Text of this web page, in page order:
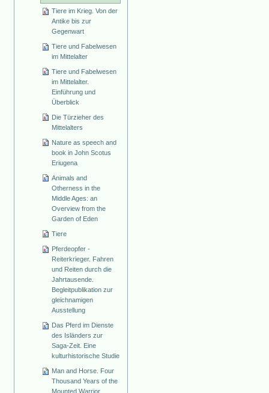
Tiere im Krieg. Von der
Antike bis zur
Gegenwart
Tiere und Fabelwesen
im Mittelalter
Tiere und Fabelwesen
im Mittelalter.
Einführung und
Überblick
Die Türzieher des
Mittelalters
Nature as speech and
book in John Scotus
Eriugena
Animals and
Otherness in the
Middle Ages: an
Overview from the
Garden of Eden
Tiere
Pferdeopfer -
Reiterkrieger. Fahren
und Reiten durch die
Jahrtausende.
Begleitpublikation zur
gleichnamigen
Ausstellung
Das Pferd im Dienste
des Isländers zur
Saga-Zeit. Eine
kulturhistorische Studie
Man and Horse. Four
Thousand Years of the
Mounted Warrior